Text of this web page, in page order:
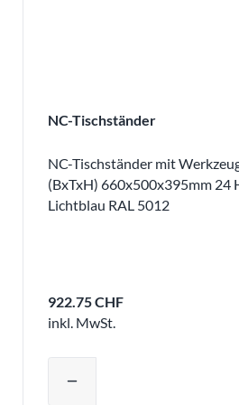
NC-Tischständer
NC-Tischständer mit
(BxTxH) 660x500x395mm 24
Lichtblau RAL 5012
922.75 CHF
inkl. MwSt.
remove